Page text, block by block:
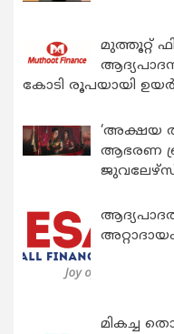
മുത്തൂറ്റ്
കോടി രൂപയായി
‘അക്ഷയ
ആഭരണ
മികച്ച